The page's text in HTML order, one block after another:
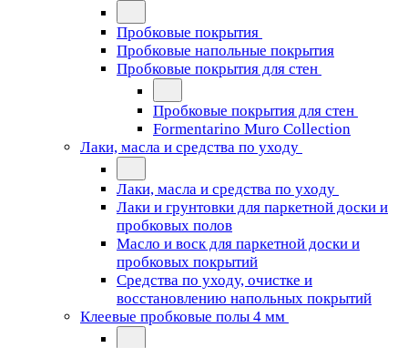
Пробковые покрытия
Пробковые напольные покрытия
Пробковые покрытия для стен
Пробковые покрытия для стен
Formentarino Muro Collection
Лаки, масла и средства по уходу
Лаки, масла и средства по уходу
Лаки и грунтовки для паркетной доски и
пробковых полов
Масло и воск для паркетной доски и
пробковых покрытий
Средства по уходу, очистке и
восстановлению напольных покрытий
Клеевые пробковые полы 4 мм